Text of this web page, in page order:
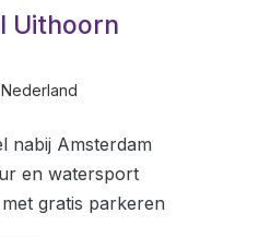
Uithoorn
nabij Amsterdam
en watersport
gratis parkeren